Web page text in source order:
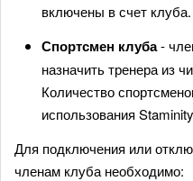
включены в счет клуба.
Спортсмен клуба-
назначить тренера из
Количество
использования
Для подключения или
членам клуба необходимо: